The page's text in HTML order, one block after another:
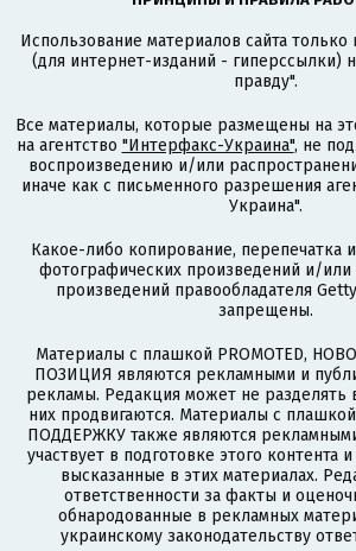
Использование материалов сайта
(для интернет-изданий - гиперссылки)
правду".
Все материалы, которые размещены на
на агентство "Интерфакс-Украина", не
воспроизведению и/или
иначе как с письменного разрешения
Украина".
Какое-либо копирование, перепечатка
фотографических произведений и/или
произведений правообладателя
запрещены.
Материалы с плашкой PROMOTED,
ПОЗИЦИЯ являются рекламными и
рекламы. Редакция может не разделять
них продвигаются. Материалы с
ПОДДЕРЖКУ также являются
участвует в подготовке этого контента
высказанные в этих материалах.
ответственности за факты и
обнародованные в рекламных
украинскому законодательству